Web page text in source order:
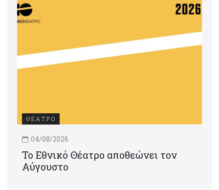
ΘΕΑΤΡΟ
04/08/2026
Το Εθνικό Θέατρο αποθεώνει τον
Αύγουστο